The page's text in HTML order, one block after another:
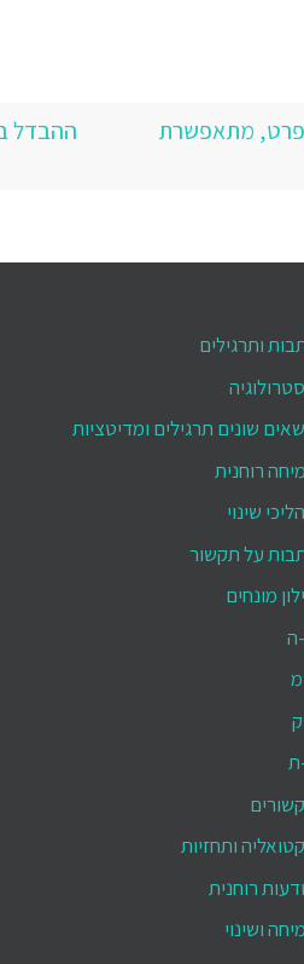
מתאפשרת
ההבדל
ותרגילים
שונים תרגילים ומדיטציות
רוחנית
שינוי
על תקשור
מונחים
ה
ת
ותחזיות
רוחנית
ושינוי